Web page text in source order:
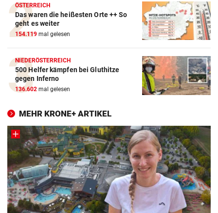
ÖSTERREICH
Das waren die heißesten Orte ++ So
geht es weiter
154.119 mal gelesen
NIEDERÖSTERREICH
500 Helfer kämpfen bei Gluthitze
gegen Inferno
136.602 mal gelesen
MEHR KRONE+ ARTIKEL